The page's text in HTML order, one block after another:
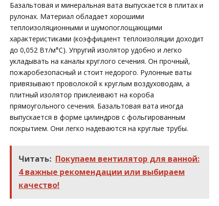
Базальтовая и минеральная вата выпускается в плитах и
рулонах. Материал обладает хорошими
теплоизоляционными и шумопоглощающими
характеристиками (коэффициент теплоизоляции доходит
до 0,052 Вт/м°С). Упругий изолятор удобно и легко
укладывать на каналы круглого сечения. Он прочный,
пожаробезопасный и стоит недорого. Рулонные ваты
привязывают проволокой к круглым воздуховодам, а
плитный изолятор приклеивают на короба
прямоугольного сечения. Базальтовая вата иногда
выпускается в форме цилиндров с фольгированным
покрытием. Они легко надеваются на круглые трубы.
Читать: Покупаем вентилятор для ванной:
4 важные рекомендации или выбираем
качество!